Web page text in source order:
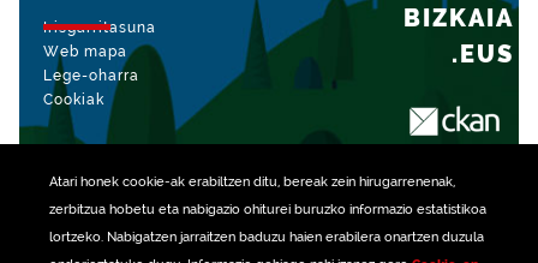
Atari honek cookie-ak erabiltzen ditu, bereak zein hirugarrenenak,
zerbitzua hobetu eta nabigazio ohiturei buruzko informazio estatistikoa
lortzeko. Nabigatzen jarraitzen baduzu haien erabilera onartzen duzula
Irisgarritasuna
Web mapa
Lege-oharra
Cookiak
BIZKAIA
.EUS